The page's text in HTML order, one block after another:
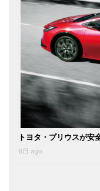
トヨタ・プリウスが安
6日 ago